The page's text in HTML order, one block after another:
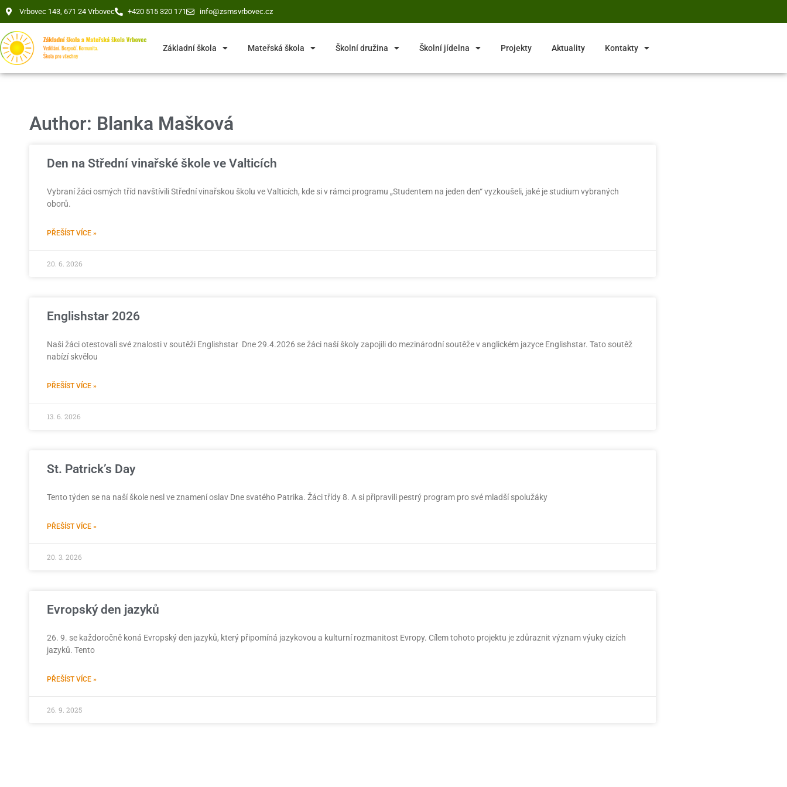
Vrbovec 143, 671 24 Vrbovec +420 515 320 171 info@zsmsvrbovec.cz
Základní škola Mateřská škola Školní družina Školní jídelna Projekty Aktuality Kontakty
Author: Blanka Mašková
Den na Střední vinařské škole ve Valticích
Vybraní žáci osmých tříd navštívili Střední vinařskou školu ve Valticích, kde si v rámci programu „Studentem na jeden den“ vyzkoušeli, jaké je studium vybraných
oborů.
PŘEŠÍST VÍCE »
20. 6. 2026
Englishstar 2026
Naši žáci otestovali své znalosti v soutěži Englishstar Dne 29.4.2026 se žáci naší školy zapojili do mezinárodní soutěže v anglickém jazyce Englishstar. Tato soutěž
nabízí skvělou
PŘEŠÍST VÍCE »
13. 6. 2026
St. Patrick’s Day
Tento týden se na naší škole nesl ve znamení oslav Dne svatého Patrika. Žáci třídy 8. A si připravili pestrý program pro své mladší spolužáky
PŘEŠÍST VÍCE »
20. 3. 2026
Evropský den jazyků
26. 9. se každoročně koná Evropský den jazyků, který připomíná jazykovou a kulturní rozmanitost Evropy. Cílem tohoto projektu je zdůraznit význam výuky cizích
jazyků. Tento
PŘEŠÍST VÍCE »
26. 9. 2025